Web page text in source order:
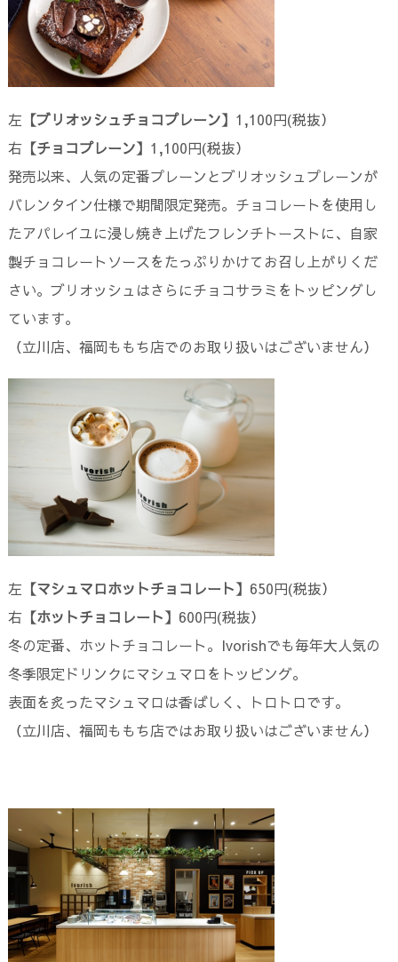
左 【ブリオッシュチョコプレーン】 1,100円(税抜）
右 【チョコプレーン】 1,100円(税抜）
発売以来、人気の定番プレーンとブリオッシュプレーンが
バレンタイン仕様で期間限定発売。チョコレートを使用し
たアパレイユに浸し焼き上げたフレンチトーストに、自家
製チョコレートソースをたっぷりかけてお召し上がりくだ
さい。ブリオッシュはさらにチョコサラミをトッピングし
ています。
（立川店、福岡ももち店でのお取り扱いはございません）
左 【マシュマロホットチョコレート】 650円(税抜）
右 【ホットチョコレート】 600円(税抜）
冬の定番、ホットチョコレート。Ivorishでも毎年大人気の
冬季限定ドリンクにマシュマロをトッピング。
表面を炙ったマシュマロは香ばしく、トロトロです。
（立川店、福岡ももち店ではお取り扱いはございません）